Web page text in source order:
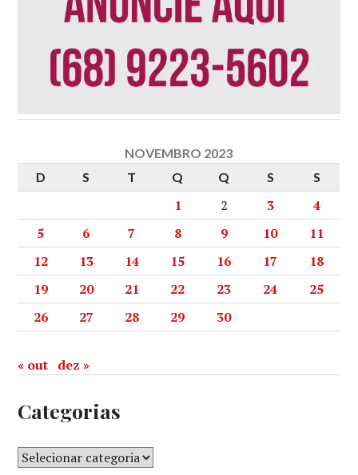
NOVEMBRO 2023
D
S T Q Q S S
1 2 3
4
5
6 7 8 9 10
11
12
13 14 15 16 17
18
19
20 21 22 23 24
25
26
27 28 29 30
« out dez »
Categorias